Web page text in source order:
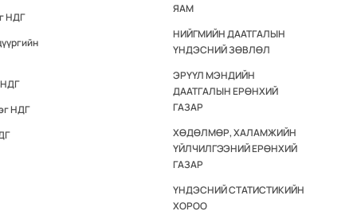
НДГ
НДГ
НДГ
ЯАМ
НИЙГМИЙН ДААТГАЛЫН
ҮНДЭСНИЙ ЗӨВЛӨЛ
ЭРҮҮЛ МЭНДИЙН
ДААТГАЛЫН ЕРӨНХИЙ
ГАЗАР
ХӨДӨЛМӨР, ХАЛАМЖИЙН
ҮЙЛЧИЛГЭЭНИЙ ЕРӨНХИЙ
ГАЗАР
ҮНДЭСНИЙ СТАТИСТИКИЙН
ХОРОО